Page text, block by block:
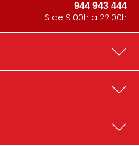
944 943 444
L-S de 9:00h a 22:00h